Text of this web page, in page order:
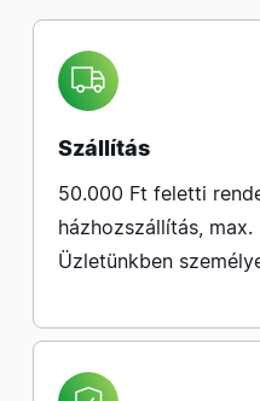
Szállítás
50.000 Ft feletti
házhozszállítás,
Üzletünkben